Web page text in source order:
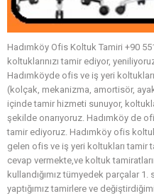
Hadımköy Ofis Koltuk Tamiri +90
koltuklarınızı tamir ediyor,
Hadımköyde ofis ve iş yeri
(kolçak, mekanizma, amortisör,
içinde tamir hizmeti sunuyor,
şekilde onarıyoruz. Hadımköy de
tamir ediyoruz. Hadımköy ofis
gelen ofis ve iş yeri koltukları tamir
cevap vermekte,ve koltuk
kullandığımız tümyedek parçalar 1.
yaptığımız tamirlere ve